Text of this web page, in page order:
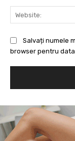
Salvați numele
browser pentru